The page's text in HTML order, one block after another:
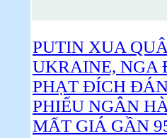
PUTIN XUA
UKRAINE, NGA
PHẠT ĐÍCH
PHIẾU NGÂN
MẤT GIÁ GẦN